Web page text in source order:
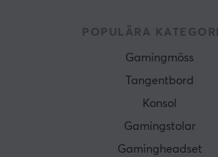
POPULÄRA
Gamingmöss
Tangentbord
Konsol
Gamingstolar
Gamingheadset